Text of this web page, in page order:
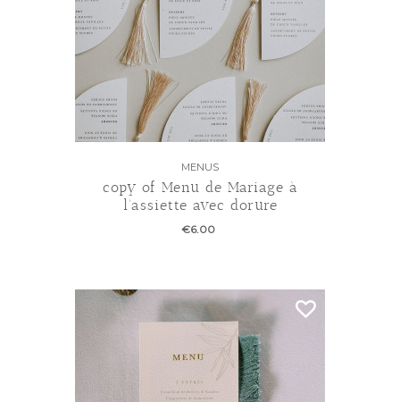
MENUS
copy of Menu de Mariage à
l'assiette avec dorure
€6.00